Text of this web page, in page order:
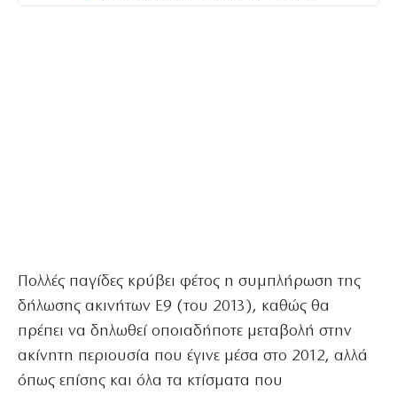
Πολλές παγίδες κρύβει φέτος η συμπλήρωση της
δήλωσης ακινήτων Ε9 (του 2013), καθώς θα
πρέπει να δηλωθεί οποιαδήποτε μεταβολή στην
ακίνητη περιουσία που έγινε μέσα στο 2012, αλλά
όπως επίσης και όλα τα κτίσματα που